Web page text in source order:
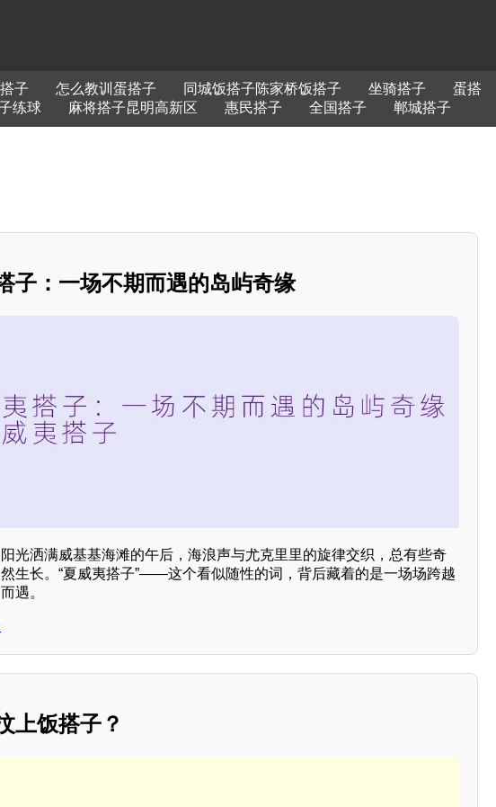
子 怎么教训蛋搭子 同城饭搭子陈家桥饭搭子 坐骑搭子
蛋搭
练球 麻将搭子昆明高新区 惠民搭子 全国搭子 郸城搭子
子：一场不期而遇的岛屿奇缘
光洒满威基基海滩的午后，海浪声与尤克里里的旋律交织，总有些奇
生长。“夏威夷搭子”——这个看似随性的词，背后藏着的是一场场跨越
遇。
上饭搭子？